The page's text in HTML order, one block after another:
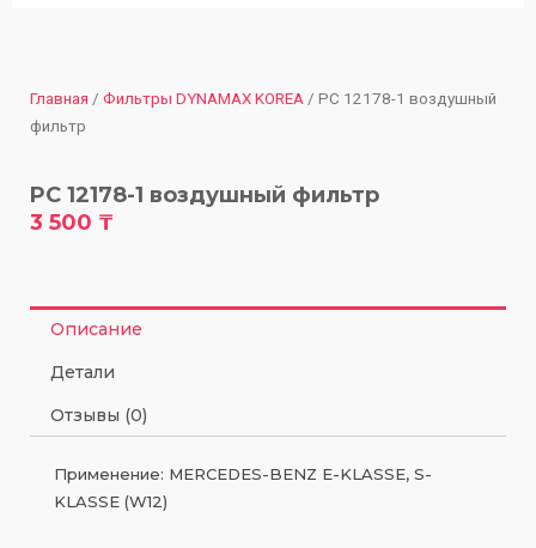
Главная / Фильтры DYNAMAX KOREA / PC 12178-1 воздушный
фильтр
PC 12178-1 воздушный фильтр
3 500 ₸
Описание
Детали
Отзывы (0)
Применение: MERCEDES-BENZ E-KLASSE, S-
KLASSE (W12)